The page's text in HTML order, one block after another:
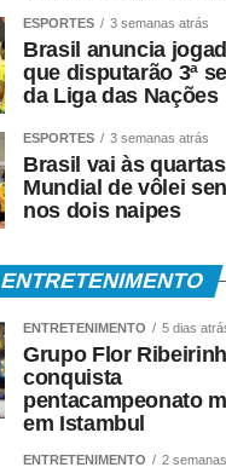
ESPORTES 3 semanas atrás
Brasil anuncia
que disputarão 3ª
da Liga das Nações
ESPORTES 3 semanas atrás
Brasil vai às
Mundial de vôlei
nos dois naipes
ENTRETENIMENTO
ENTRETENIMENTO 5 dias
Grupo Flor
conquista
pentacampeonato
em Istambul
ENTRETENIMENTO 2